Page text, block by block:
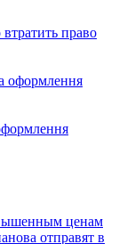
право
ценам
отправят в